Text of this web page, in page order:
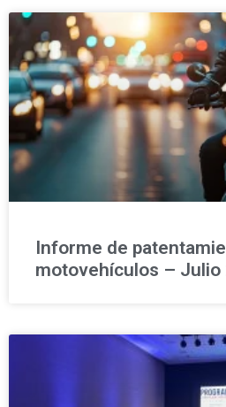
Informe de
motovehículos – Julio